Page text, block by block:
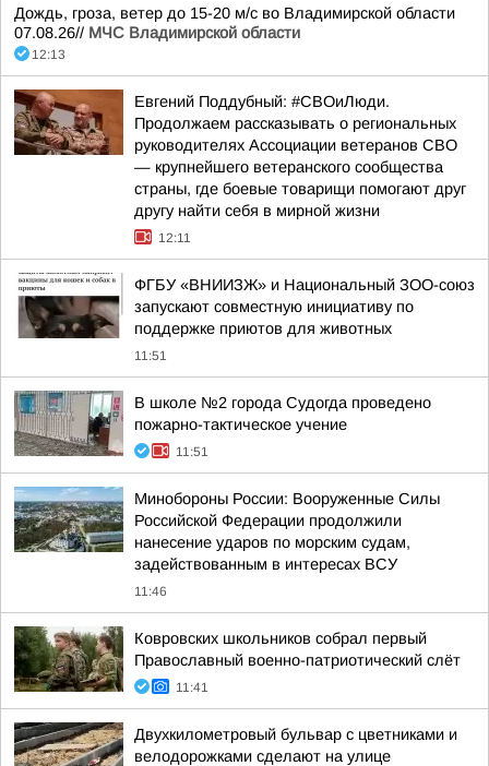
Дождь, гроза, ветер до 15-20 м/с во Владимирской области
07.08.26// МЧС Владимирской области
12:13
Евгений Поддубный: #СВОиЛюди.
Продолжаем рассказывать о региональных
руководителях Ассоциации ветеранов СВО
— крупнейшего ветеранского сообщества
страны, где боевые товарищи помогают друг
другу найти себя в мирной жизни
12:11
ФГБУ «ВНИИЗЖ» и Национальный ЗОО-союз
запускают совместную инициативу по
поддержке приютов для животных
11:51
В школе №2 города Судогда проведено
пожарно-тактическое учение
11:51
Минобороны России: Вооруженные Силы
Российской Федерации продолжили
нанесение ударов по морским судам,
задействованным в интересах ВСУ
11:46
Ковровских школьников собрал первый
Православный военно-патриотический слёт
11:41
Двухкилометровый бульвар с цветниками и
велодорожками сделают на улице